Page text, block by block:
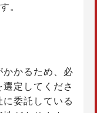
。
かるため、必
定してくださ
委託している